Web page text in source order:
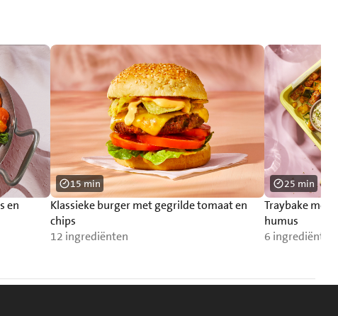
en
Klassieke burger met gegrilde tomaat en
chips
12 ingrediënten
15 min
Traybake met
humus
6 ingrediënten
25 min